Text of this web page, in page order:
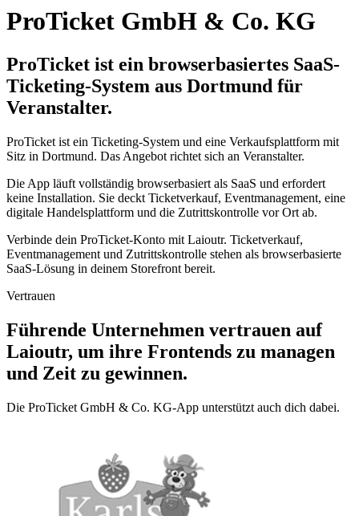
ProTicket GmbH & Co. KG
ProTicket ist ein browserbasiertes SaaS-
Ticketing-System aus Dortmund für
Veranstalter.
ProTicket ist ein Ticketing-System und eine Verkaufsplattform mit
Sitz in Dortmund. Das Angebot richtet sich an Veranstalter.
Die App läuft vollständig browserbasiert als SaaS und erfordert
keine Installation. Sie deckt Ticketverkauf, Eventmanagement, eine
digitale Handelsplattform und die Zutrittskontrolle vor Ort ab.
Verbinde dein ProTicket-Konto mit Laioutr. Ticketverkauf,
Eventmanagement und Zutrittskontrolle stehen als browserbasierte
SaaS-Lösung in deinem Storefront bereit.
Vertrauen
Führende Unternehmen vertrauen auf
Laioutr, um ihre Frontends zu managen
und Zeit zu gewinnen.
Die ProTicket GmbH & Co. KG-App unterstützt auch dich dabei.